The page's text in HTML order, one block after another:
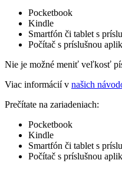
Pocketbook
Kindle
Smartfón či tablet s
Počítač s príslušnou
Nie je možné meniť veľkosť
Viac informácií v našich
Prečítate na zariadeniach:
Pocketbook
Kindle
Smartfón či tablet s
Počítač s príslušnou